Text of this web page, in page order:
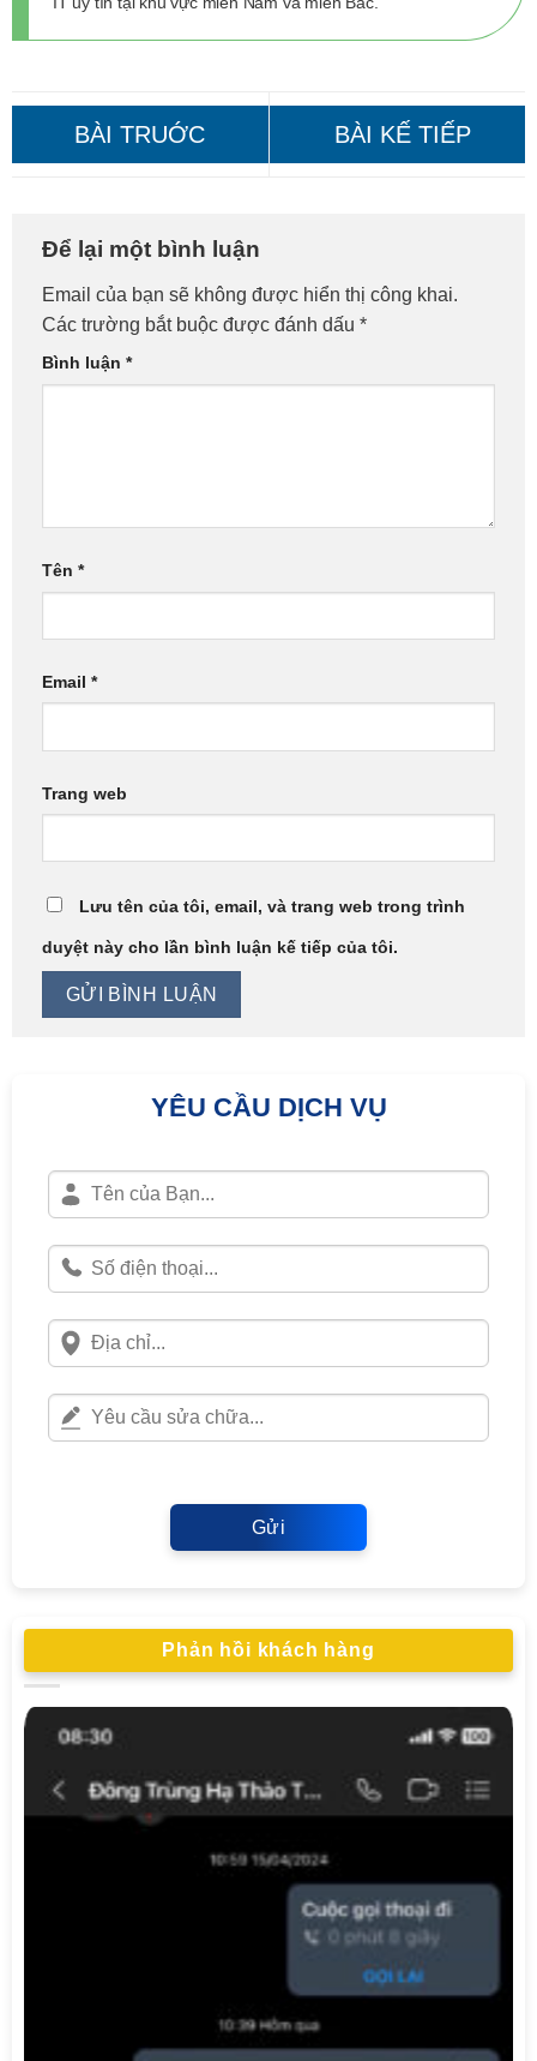
Hoàn Kiếm – Gọi Ngay!
Để lại một bình luận
Email của bạn sẽ không được hiển thị công khai.
Các trường bắt buộc được đánh dấu *
Bình luận *
Tên *
Email *
Trang web
Lưu tên của tôi, email, và trang web trong trình
duyệt này cho lần bình luận kế tiếp của tôi.
YÊU CẦU DỊCH VỤ
Gửi
Phản hồi khách hàng